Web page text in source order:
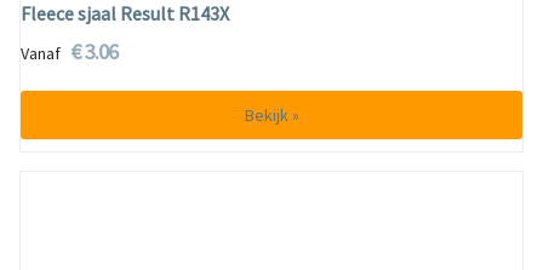
Fleece sjaal Result R143X
Vanaf € 3.06
Bekijk »